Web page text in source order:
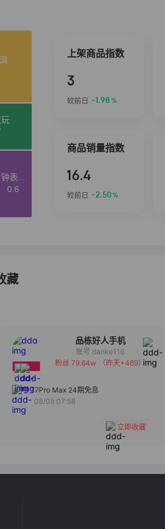
上架商品指数
3
较前日 -1.98 %
商品销量指数
16.4
较前日 -2.50%
藏
品栋好人手机
备注
分组
账号 danke116
粉丝 79.64w
（昨天+469）
17Pro Max 24期免息
08/08 07:58
立即收藏